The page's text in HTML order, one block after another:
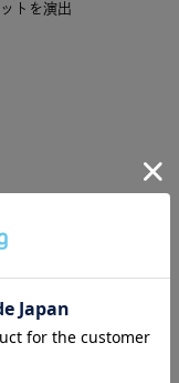
トを演出
っておりません。
お願いいたします。